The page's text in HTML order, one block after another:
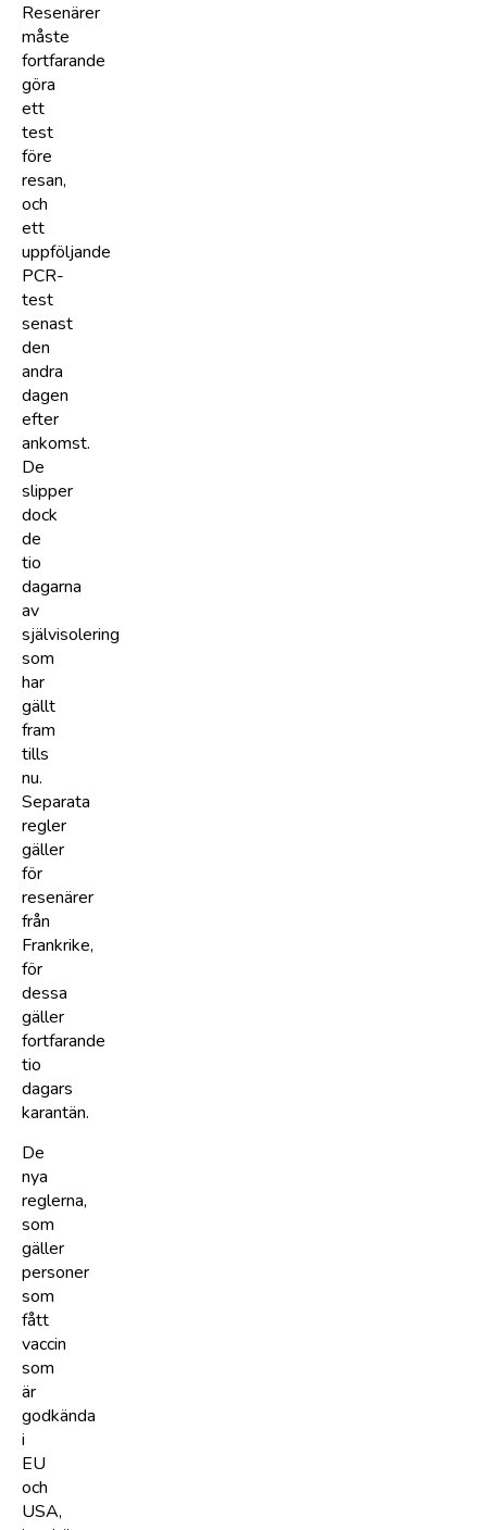
Resenärer
måste
fortfarande
göra
ett
test
före
resan,
och
ett
uppföljande
PCR-
test
senast
den
andra
dagen
efter
ankomst.
De
slipper
dock
de
tio
dagarna
av
självisolering
som
har
gällt
fram
tills
nu.
Separata
regler
gäller
för
resenärer
från
Frankrike,
för
dessa
gäller
fortfarande
tio
dagars
karantän.
De
nya
reglerna,
som
gäller
personer
som
fått
vaccin
som
är
godkända
i
EU
och
USA,